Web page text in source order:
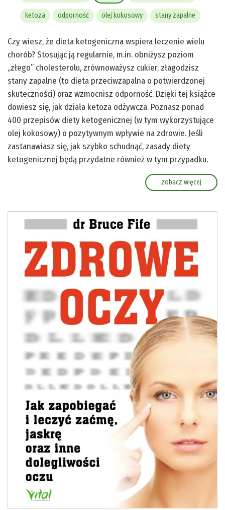
ketoza odporność olej kokosowy stany zapalne
Czy wiesz, że dieta ketogeniczna wspiera leczenie wielu
chorób? Stosując ją regularnie, m.in. obniżysz poziom
„złego” cholesterolu, zrównoważysz cukier, złagodzisz
stany zapalne (to dieta przeciwzapalna o potwierdzonej
skuteczności) oraz wzmocnisz odporność. Dzięki tej książce
dowiesz się, jak działa ketoza odżywcza. Poznasz ponad
400 przepisów diety ketogenicznej (w tym wykorzystujące
olej kokosowy) o pozytywnym wpływie na zdrowie. Jeśli
zastanawiasz się, jak szybko schudnąć, zasady diety
ketogenicznej będą przydatne również w tym przypadku.
zobacz więcej